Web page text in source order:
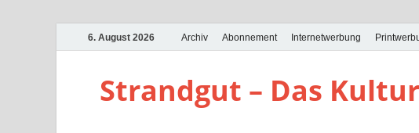
6. August 2026 Archiv Abonnement Internetwerbung
Strandgut – Das